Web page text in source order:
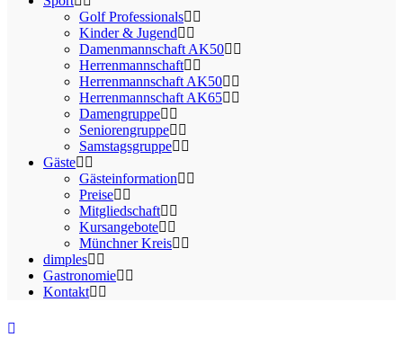
Golf Professionals
Kinder & Jugend
Damenmannschaft AK50
Herrenmannschaft
Herrenmannschaft AK50
Herrenmannschaft AK65
Damengruppe
Seniorengruppe
Samstagsgruppe
Gäste
Gästeinformation
Preise
Mitgliedschaft
Kursangebote
Münchner Kreis
dimples
Gastronomie
Kontakt